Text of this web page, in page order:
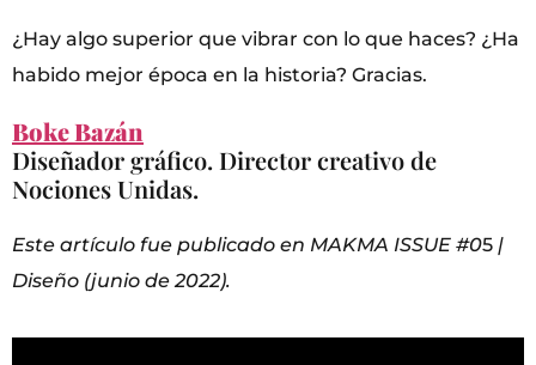
¿Hay algo superior que vibrar con lo que haces? ¿Ha
habido mejor época en la historia? Gracias.
Boke Bazán
Diseñador gráfico. Director creativo de
Nociones Unidas.
Este artículo fue publicado en MAKMA ISSUE #05 |
Diseño (junio de 2022).